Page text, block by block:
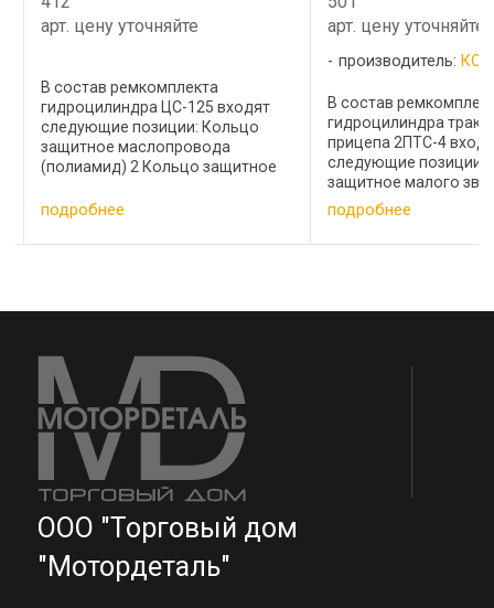
арт. цену уточняйте
В состав ремкомплекта
гидроцилиндра ЦС-125 входят
следующие позиции: Кольцо
защитное маслопровода
(полиамид) 2 Кольцо защитное
Кольцо защитное поршня
крышки (полиамид) 1 Кольцо
подробнее
арт. цену уточняйте
производитель:
В состав
гидроцилиндра
прицепа 2ПТС-4
следующие позиции:
защитное малого
(полиамид)-1 шт 2.
защитное среднего
(полиамид)-1шт 3.
подробнее
ООО "Торговый дом
"Мотордеталь"